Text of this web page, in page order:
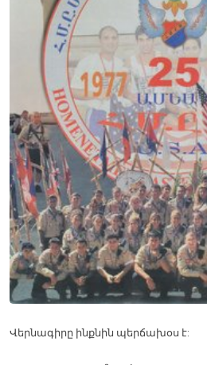
Վերնագիրը ինքնին պերճախօս է: